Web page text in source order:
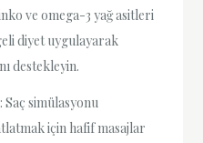
ve omega-3 yağ asitleri
diyet uygulayarak
destekleyin.
Saç simülasyonu
için hafif masajlar